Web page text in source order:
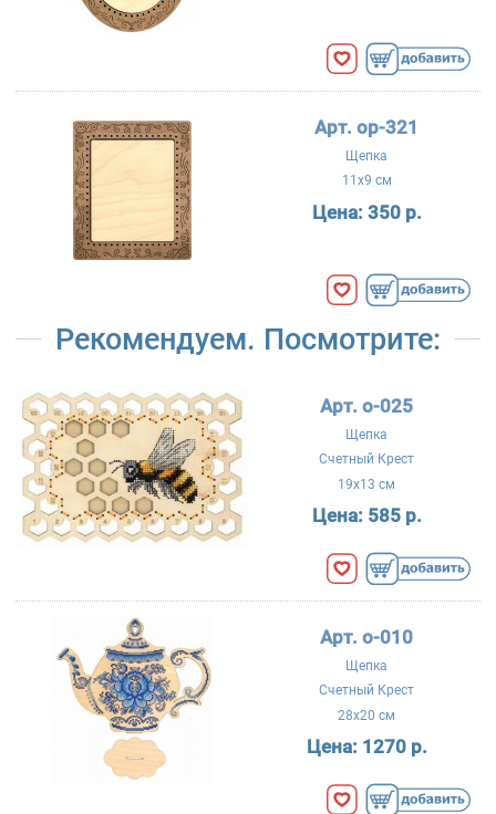
Арт. ор-321
Щепка
11x9 см
Цена: 350 р.
Рекомендуем. Посмотрите:
Арт. о-025
Щепка
Счетный Крест
19x13 см
Цена: 585 р.
Арт. о-010
Щепка
Счетный Крест
28x20 см
Цена: 1270 р.